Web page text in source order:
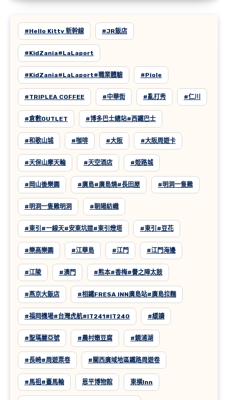
#Hello Kitty 新幹線 #JR飯店
#KidZania#LaLaport
#KidZania#LaLaport#職業體驗 #Piole
#TRIPLEA COFFEE #中華街 #亂打秀 #仁川
#倉敷OUTLET #博多巴士總站#西鐵巴士
#和歌山城 #咖啡 #大阪 #大阪周遊卡
#天保山摩天輪 #天空酒店 #姫路城
#岡山後樂園 #廣島#廣島燒#長田屋 #明洞一隻雞
#明洞一隻雞明洞 #朝陽紡織
#東引#一線天#安東坑道#東引燈塔 #東引#豆花
#樂高樂園 #江華島 #江門 #江門海邊
#江陵 #澳門 #熊本#香梅#譽之陣太鼓
#燕京大飯店 #相鐵FRESA INN廣島站#廣島拉麵
#福岡機場#台灣虎航#IT241#IT240 #緩讀
#聖瑪麗亞號 #農村嫩豆腐 #鏡浦湖
#長崎#周遊票卷 #關西廣域地區鐵路周遊卷
#馬祖#臺馬輪 恩平博物館 東橫inn